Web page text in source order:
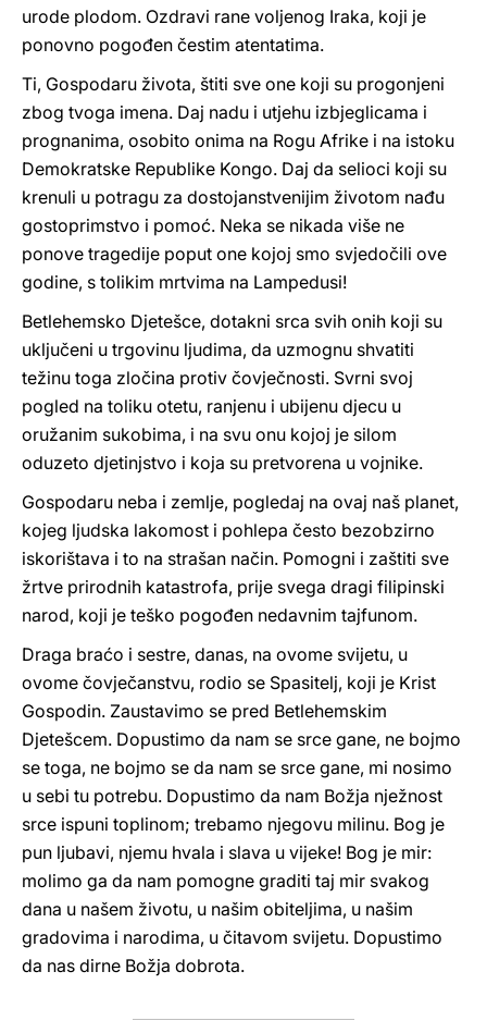
urode plodom. Ozdravi rane voljenog Iraka, koji je
ponovno pogođen čestim atentatima.
Ti, Gospodaru života, štiti sve one koji su progonjeni
zbog tvoga imena. Daj nadu i utjehu izbjeglicama i
prognanima, osobito onima na Rogu Afrike i na istoku
Demokratske Republike Kongo. Daj da selioci koji su
krenuli u potragu za dostojanstvenijim životom nađu
gostoprimstvo i pomoć. Neka se nikada više ne
ponove tragedije poput one kojoj smo svjedočili ove
godine, s tolikim mrtvima na Lampedusi!
Betlehemsko Djetešce, dotakni srca svih onih koji su
uključeni u trgovinu ljudima, da uzmognu shvatiti
težinu toga zločina protiv čovječnosti. Svrni svoj
pogled na toliku otetu, ranjenu i ubijenu djecu u
oružanim sukobima, i na svu onu kojoj je silom
oduzeto djetinjstvo i koja su pretvorena u vojnike.
Gospodaru neba i zemlje, pogledaj na ovaj naš planet,
kojeg ljudska lakomost i pohlepa često bezobzirno
iskorištava i to na strašan način. Pomogni i zaštiti sve
žrtve prirodnih katastrofa, prije svega dragi filipinski
narod, koji je teško pogođen nedavnim tajfunom.
Draga braćo i sestre, danas, na ovome svijetu, u
ovome čovječanstvu, rodio se Spasitelj, koji je Krist
Gospodin. Zaustavimo se pred Betlehemskim
Djetešcem. Dopustimo da nam se srce gane, ne bojmo
se toga, ne bojmo se da nam se srce gane, mi nosimo
u sebi tu potrebu. Dopustimo da nam Božja nježnost
srce ispuni toplinom; trebamo njegovu milinu. Bog je
pun ljubavi, njemu hvala i slava u vijeke! Bog je mir:
molimo ga da nam pomogne graditi taj mir svakog
dana u našem životu, u našim obiteljima, u našim
gradovima i narodima, u čitavom svijetu. Dopustimo
da nas dirne Božja dobrota.